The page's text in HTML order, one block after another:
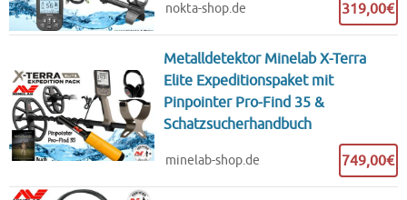
nokta-shop.de 319,00€
Metalldetektor Minelab X-Terra
Elite Expeditionspaket mit
Pinpointer Pro-Find 35 &
Schatzsucherhandbuch
minelab-shop.de 749,00€